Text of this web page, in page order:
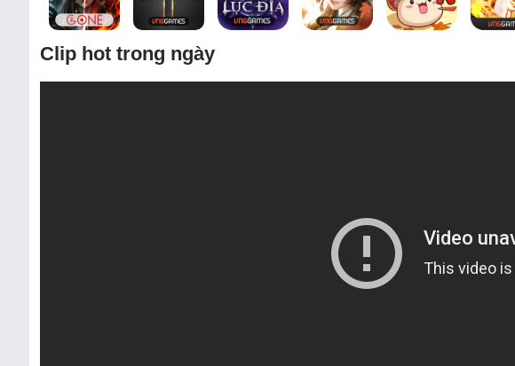
Clip hot trong ngày